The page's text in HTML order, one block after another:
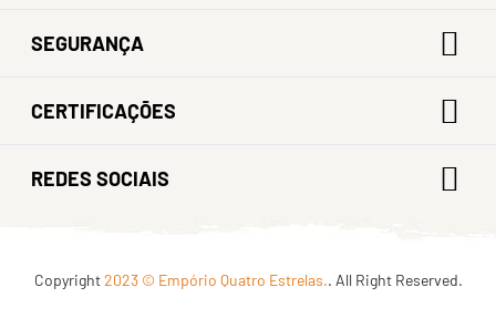
SEGURANÇA
CERTIFICAÇÕES
REDES SOCIAIS
Copyright2023 © Empório Quatro Estrelas.. All Right Reserved.